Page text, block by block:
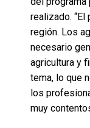
realizado.
región. Los
necesario
agricultura y
tema, lo que
los
muy